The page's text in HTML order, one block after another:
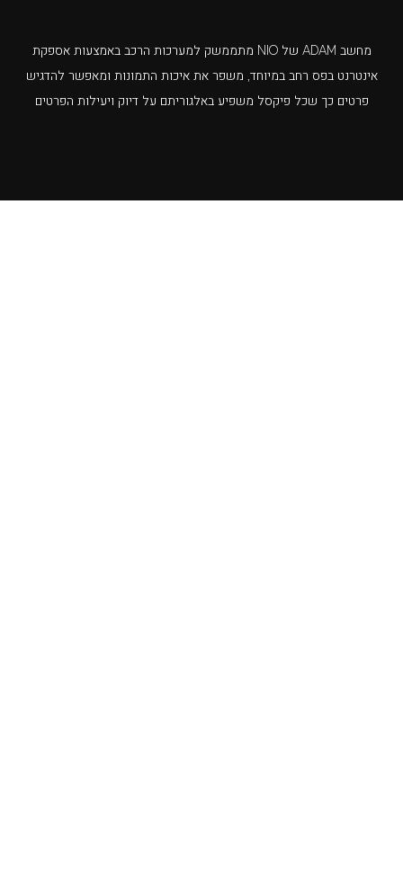
מחשב ADAM של NIO מתממשק למערכות הרכב באמצעות אספקת
אינטרנט בפס רחב במיוחד, משפר את איכות התמונות ומאפשר להדגיש
פרטים כך שכל פיקסל משפיע באלגוריתם על דיוק ויעילות הפרטים